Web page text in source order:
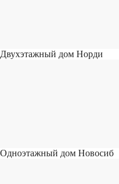
Двухэтажный дом Норди
Одноэтажный дом Новосиб